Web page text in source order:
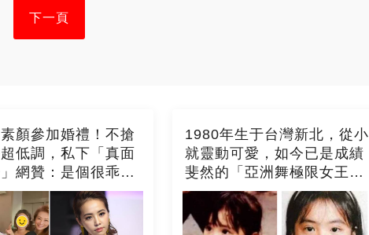
下一頁
顏參加婚禮！不搶
低調，私下「真面
網贊：是個很乖的
1980年生于台灣新北，從小
就靈動可愛，如今已是成績
斐然的「亞洲舞極限女王」
能認出的人真厲害！